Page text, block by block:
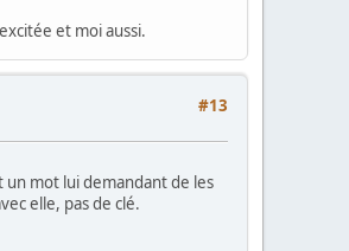
et moi aussi.
#13
un mot lui demandant de les
elle, pas de clé.